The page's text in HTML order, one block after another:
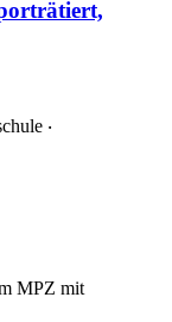
‧
MPZ mit